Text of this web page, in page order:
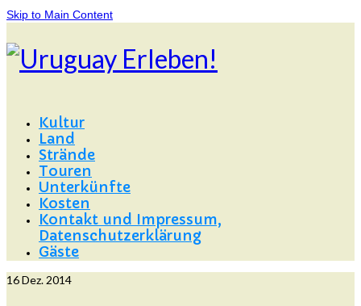
Skip to Main Content
Kultur
Land
Strände
Touren
Unterkünfte
Kosten
Kontakt und Impressum,
Datenschutzerklärung
Gäste
16Dez. 2014